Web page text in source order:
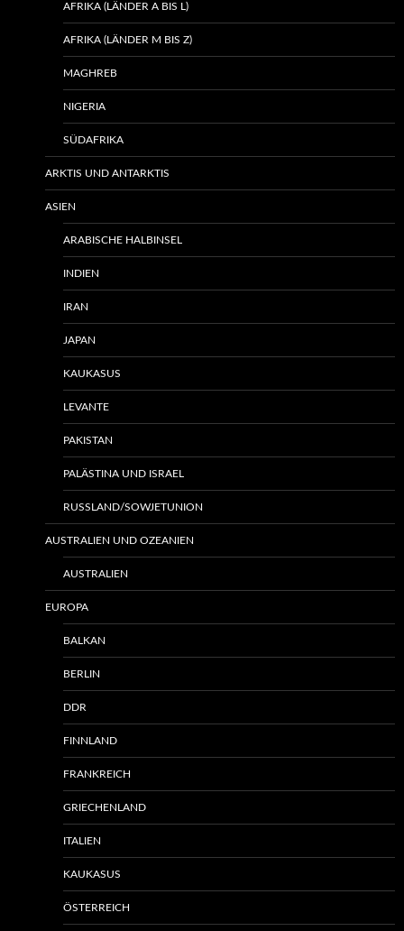
AFRIKA (LÄNDER A BIS L)
AFRIKA (LÄNDER M BIS Z)
MAGHREB
NIGERIA
SÜDAFRIKA
ARKTIS UND ANTARKTIS
ASIEN
ARABISCHE HALBINSEL
INDIEN
IRAN
JAPAN
KAUKASUS
LEVANTE
PAKISTAN
PALÄSTINA UND ISRAEL
RUSSLAND/SOWJETUNION
AUSTRALIEN UND OZEANIEN
AUSTRALIEN
EUROPA
BALKAN
BERLIN
DDR
FINNLAND
FRANKREICH
GRIECHENLAND
ITALIEN
KAUKASUS
ÖSTERREICH